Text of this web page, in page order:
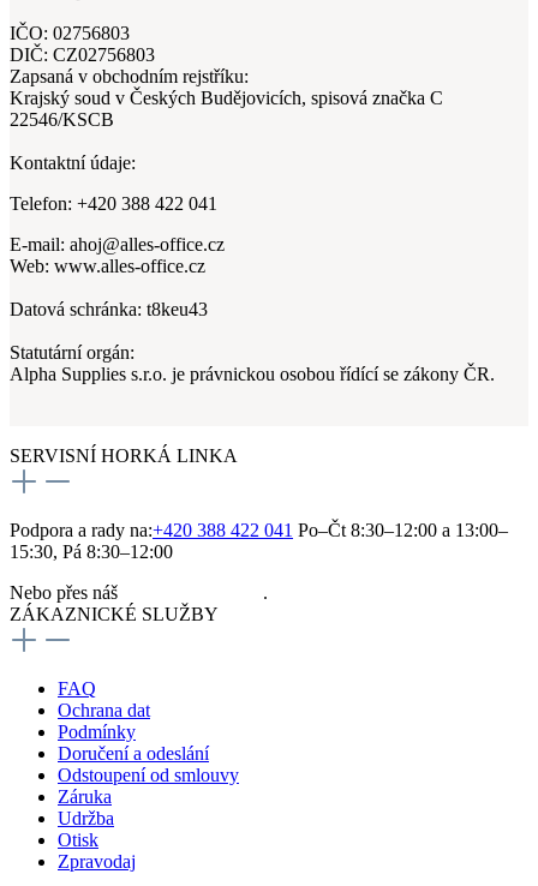
IČO: 02756803
DIČ: CZ02756803
Zapsaná v obchodním rejstříku:
Krajský soud v Českých Budějovicích, spisová značka C
22546/KSCB
Kontaktní údaje:
Telefon: +420 388 422 041
E-mail: ahoj@alles-office.cz
Web: www.alles-office.cz
Datová schránka: t8keu43
Statutární orgán:
Alpha Supplies s.r.o. je právnickou osobou řídící se zákony ČR.
SERVISNÍ HORKÁ LINKA
Podpora a rady na:+420 388 422 041 Po–Čt 8:30–12:00 a 13:00–
15:30, Pá 8:30–12:00
Nebo přes náš
.
ZÁKAZNICKÉ SLUŽBY
FAQ
Ochrana dat
Podmínky
Doručení a odeslání
Odstoupení od smlouvy
Záruka
Udržba
Otisk
Zpravodaj